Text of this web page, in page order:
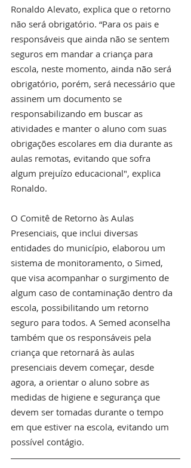
Ronaldo Alevato, explica que o retorno
não será obrigatório. “Para os pais e
responsáveis que ainda não se sentem
seguros em mandar a criança para
escola, neste momento, ainda não será
obrigatório, porém, será necessário que
assinem um documento se
responsabilizando em buscar as
atividades e manter o aluno com suas
obrigações escolares em dia durante as
aulas remotas, evitando que sofra
algum prejuízo educacional", explica
Ronaldo.
O Comitê de Retorno às Aulas
Presenciais, que inclui diversas
entidades do município, elaborou um
sistema de monitoramento, o Simed,
que visa acompanhar o surgimento de
algum caso de contaminação dentro da
escola, possibilitando um retorno
seguro para todos. A Semed aconselha
também que os responsáveis pela
criança que retornará às aulas
presenciais devem começar, desde
agora, a orientar o aluno sobre as
medidas de higiene e segurança que
devem ser tomadas durante o tempo
em que estiver na escola, evitando um
possível contágio.